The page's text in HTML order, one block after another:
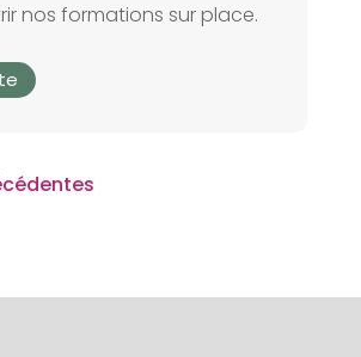
nos formations sur place.